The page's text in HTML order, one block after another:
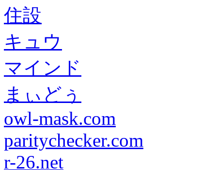
住設
キュウ
マインド
まぃどぅ
owl-mask.com
paritychecker.com
r-26.net